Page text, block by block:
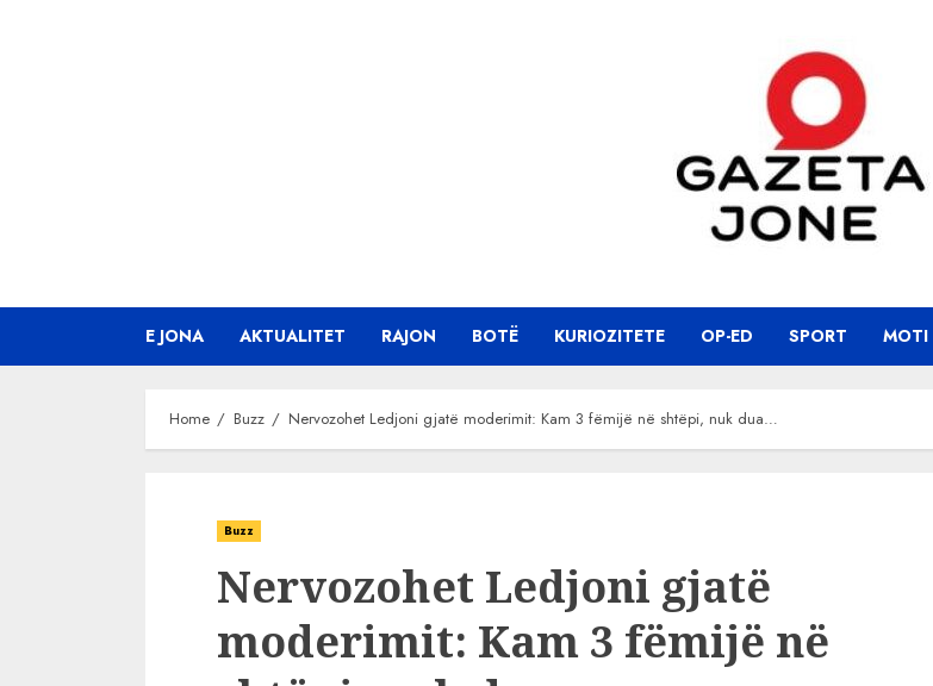
E JONA AKTUALITET RAJON BOTË KURIOZITETE OP-ED SPORT MOTI
Home Buzz Nervozohet Ledjoni gjatë moderimit: Kam 3 fëmijë në shtëpi, nuk dua…
Buzz
Nervozohet Ledjoni gjatë
moderimit: Kam 3 fëmijë në